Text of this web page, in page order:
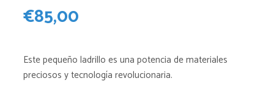
€85,00
Este pequeño ladrillo es una potencia de materiales
preciosos y tecnología revolucionaria.